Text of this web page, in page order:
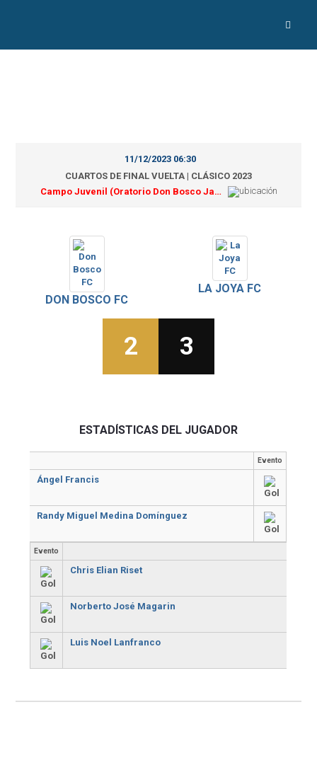
11/12/2023 06:30
CUARTOS DE FINAL VUELTA | CLÁSICO 2023
Campo Juvenil (Oratorio Don Bosco Jarabacoa)
DON BOSCO FC
LA JOYA FC
2 3
ESTADÍSTICAS DEL JUGADOR
Evento
Ángel Francis
Randy Miguel Medina Domínguez
Evento
Chris Elian Riset
Norberto José Magarin
Luis Noel Lanfranco